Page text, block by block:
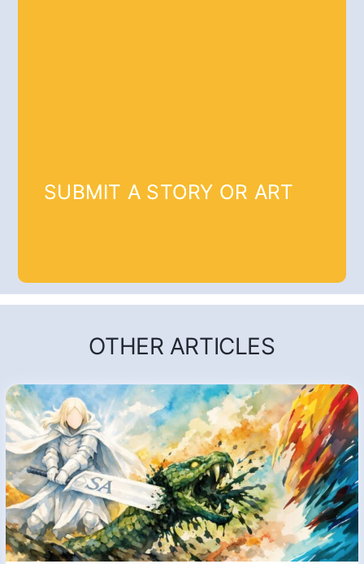
SUBMIT A STORY OR ART
OTHER ARTICLES